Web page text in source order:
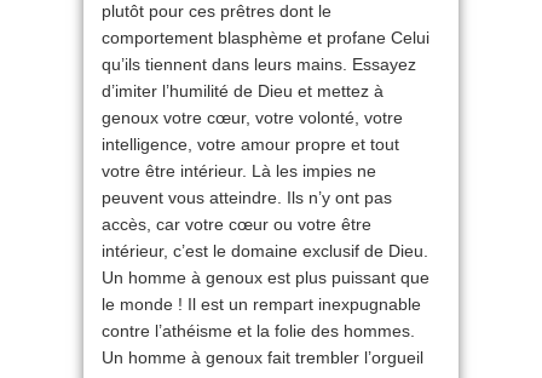
plutôt pour ces prêtres dont le
comportement blasphème et profane Celui
qu’ils tiennent dans leurs mains. Essayez
d’imiter l’humilité de Dieu et mettez à
genoux votre cœur, votre volonté, votre
intelligence, votre amour propre et tout
votre être intérieur. Là les impies ne
peuvent vous atteindre. Ils n’y ont pas
accès, car votre cœur ou votre être
intérieur, c’est le domaine exclusif de Dieu.
Un homme à genoux est plus puissant que
le monde ! Il est un rempart inexpugnable
contre l’athéisme et la folie des hommes.
Un homme à genoux fait trembler l’orgueil